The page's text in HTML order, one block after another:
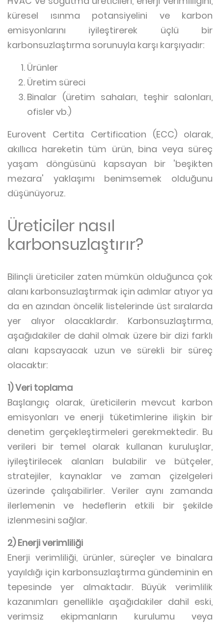
küresel ısınma potansiyelini ve karbon
emisyonlarını iyileştirerek üçlü bir
karbonsuzlaştırma sorunuyla karşı karşıyadır:
Ürünler
Üretim süreci
Binalar (üretim sahaları, teşhir salonları,
ofisler vb.)
Eurovent Certita Certification (ECC) olarak,
akıllıca hareketin tüm ürün, bina veya süreç
yaşam döngüsünü kapsayan bir 'beşikten
mezara' yaklaşımı benimsemek olduğunu
düşünüyoruz.
Üreticiler nasıl
karbonsuzlaştırır?
Bilinçli üreticiler zaten mümkün olduğunca çok
alanı karbonsuzlaştırmak için adımlar atıyor ya
da en azından öncelik listelerinde üst sıralarda
yer alıyor olacaklardır. Karbonsuzlaştırma,
aşağıdakiler de dahil olmak üzere bir dizi farklı
alanı kapsayacak uzun ve sürekli bir süreç
olacaktır:
1) Veri toplama
Başlangıç olarak, üreticilerin mevcut karbon
emisyonları ve enerji tüketimlerine ilişkin bir
denetim gerçekleştirmeleri gerekmektedir. Bu
verileri bir temel olarak kullanan kuruluşlar,
iyileştirilecek alanları bulabilir ve bütçeler,
stratejiler, kaynaklar ve zaman çizelgeleri
üzerinde çalışabilirler. Veriler aynı zamanda
ilerlemenin ve hedeflerin etkili bir şekilde
izlenmesini sağlar.
2) Enerji verimliliği
Enerji verimliliği, ürünler, süreçler ve binalara
yayıldığı için karbonsuzlaştırma gündeminin en
tepesinde yer almaktadır. Büyük verimlilik
kazanımları genellikle aşağıdakiler dahil eski,
verimsiz ekipmanların kurulumu veya